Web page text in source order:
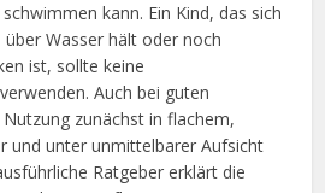
kann. Ein Kind, das sich
Wasser hält oder noch
ist, sollte keine
Auch bei guten
zunächst in flachem,
und unter unmittelbarer Aufsicht
Ratgeber erklärt die